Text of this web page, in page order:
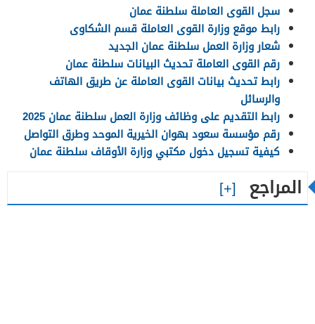
سجل القوى العاملة سلطنة عمان
رابط موقع وزارة القوى العاملة قسم الشكاوى
شعار وزارة العمل سلطنة عمان الجديد
رقم القوى العاملة تحديث البيانات سلطنة عمان
رابط تحديث بيانات القوى العاملة عن طريق الهاتف
والرسائل
رابط التقديم على وظائف وزارة العمل سلطنة عمان 2025
رقم مؤسسة سعود بهوان الخيرية الموحد وطرق التواصل
كيفية تسجيل دخول مكتبي وزارة الأوقاف سلطنة عمان
المراجع